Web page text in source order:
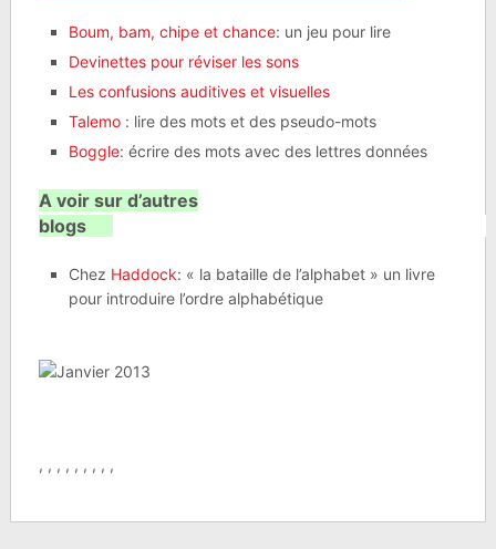
Boum, bam, chipe et chance: un jeu pour lire
Devinettes pour réviser les sons
Les confusions auditives et visuelles
Talemo : lire des mots et des pseudo-mots
Boggle: écrire des mots avec des lettres données
A voir sur d’autres
blogs
Chez Haddock: « la bataille de l’alphabet » un livre
pour introduire l’ordre alphabétique
, , , , , , , , ,